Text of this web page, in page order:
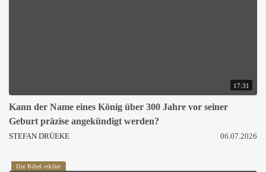
17:31
Kann der Name eines König über 300 Jahre vor seiner
Geburt präzise angekündigt werden?
STEFAN DRÜEKE 06.07.2026
Die Bibel erklärt